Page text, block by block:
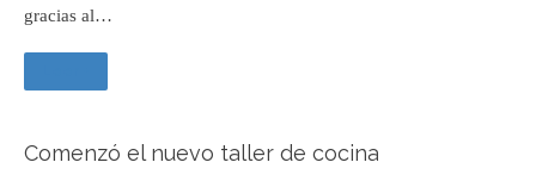
gracias al…
Comenzó el nuevo taller de cocina